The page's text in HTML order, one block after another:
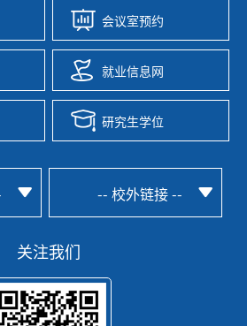
会议室预约
就业信息网
研究生学位
-- 校外链接 --
关注我们